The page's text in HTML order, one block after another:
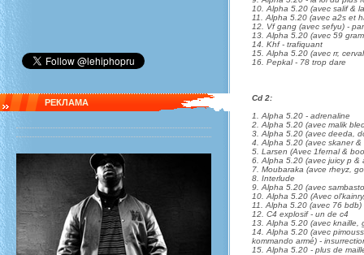
РЕКЛАМА
10. Alpha 5.20 (avec salif &
11. Alpha 5.20 (avec a2s et
12. Vf gang (avec sefyu) -
13. Alpha 5.20 (avec 59
14. Khf - trafiquant
15. Alpha 5.20 (avec rr,
16. Pepkal - 78 trop dare
Cd 2:
1. Alpha 5.20 - adrenaline
2. Alpha 5.20 (avec malik
3. Alpha 5.20 (avec deeda,
4. Alpha 5.20 (avec skaner &
5. Larsen (Avec 1fernal &
6. Alpha 5.20 (avec juicy p &
7. Moubaraka (avce rheyz,
8. Interlude
9. Alpha 5.20 (avec
10. Alpha 5.20 (Avec
11. Alpha 5.20 (avec 76
12. C4 explosif - un de c4
13. Alpha 5.20 (avec knaille,
14. Alpha 5.20 (avec
kommando armé) -
15. Alpha 5.20 - plus de